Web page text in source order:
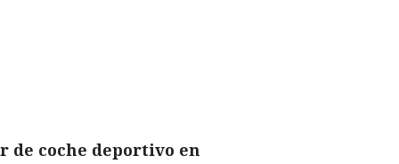
de coche deportivo en